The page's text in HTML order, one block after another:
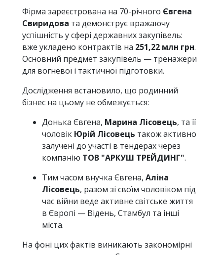
Фірма зареєстрована на 70-річного Євгена
Свиридова та демонструє вражаючу
успішність у сфері державних закупівель:
вже укладено контрактів на 251,22 млн грн.
Основний предмет закупівель — тренажери
для вогневої і тактичної підготовки.
Дослідження встановило, що родинний
бізнес на цьому не обмежується:
Донька Євгена, Марина Лісовець, та її
чоловік Юрій Лісовець також активно
залучені до участі в тендерах через
компанію ТОВ "АРКУШ ТРЕЙДИНГ".
Тим часом внучка Євгена, Аліна
Лісовець, разом зі своїм чоловіком під
час війни веде активне світське життя
в Європі — Відень, Стамбул та інші
міста.
На фоні цих фактів виникають закономірні